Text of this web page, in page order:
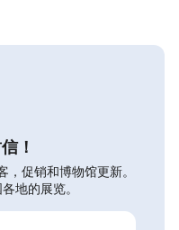
！
促销和博物馆更新。
地的展览。